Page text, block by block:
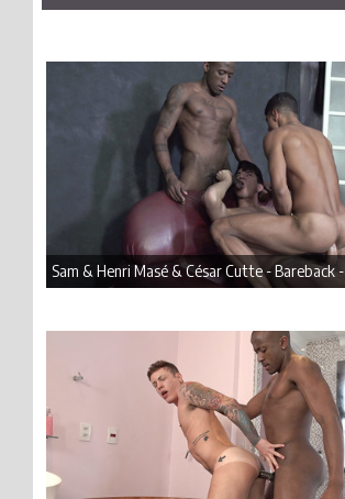
Sam & Henri Masé & César Cutte - Bareback -